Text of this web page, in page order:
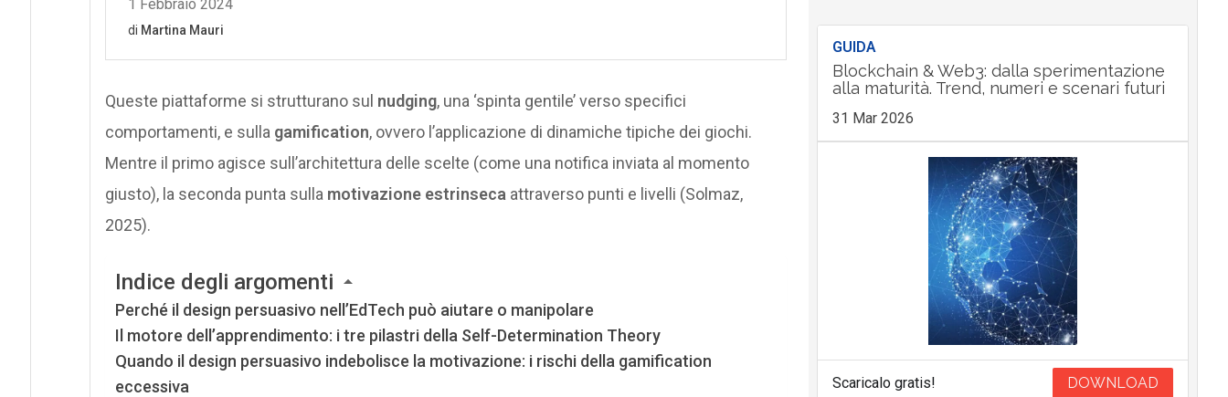
Queste piattaforme si strutturano sul nudging, una ‘spinta gentile’ verso specifici
comportamenti, e sulla gamification, ovvero l’applicazione di dinamiche tipiche dei giochi.
Mentre il primo agisce sull’architettura delle scelte (come una notifica inviata al momento
giusto), la seconda punta sulla motivazione estrinseca attraverso punti e livelli (Solmaz,
2025).
Indice degli argomenti
Perché il design persuasivo nell’EdTech può aiutare o manipolare
Il motore dell’apprendimento: i tre pilastri della Self-Determination Theory
Quando il design persuasivo indebolisce la motivazione: i rischi della gamification
eccessiva
GUIDA
Blockchain & Web3: dalla sperimentazione
alla maturità. Trend, numeri e scenari futuri
31 Mar 2026
Scaricalo gratis! DOWNLOAD